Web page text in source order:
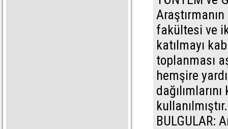
fakültesi ve
katılmayı
toplanması
hemşire
kullanılmıştır.
BULGULAR: